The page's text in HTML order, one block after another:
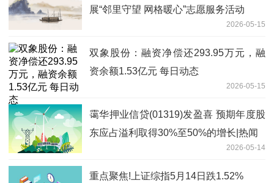
展“邻里守望 网格暖心”志愿服务活动
2026-05-15
双象股份：融资净偿还293.95万元，融
资余额1.53亿元 每日动态
2026-05-15
霭华押业信贷(01319)发盈喜 预期年度股
东应占溢利取得30%至50%的增长|热闻
2026-05-14
重点聚焦!上证综指5月14日跌1.52%